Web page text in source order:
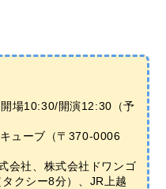
場10:30/開演12:30（予
ューブ（〒370-0006
会社、株式会社ドワンゴ
クシー8分）、JR上越